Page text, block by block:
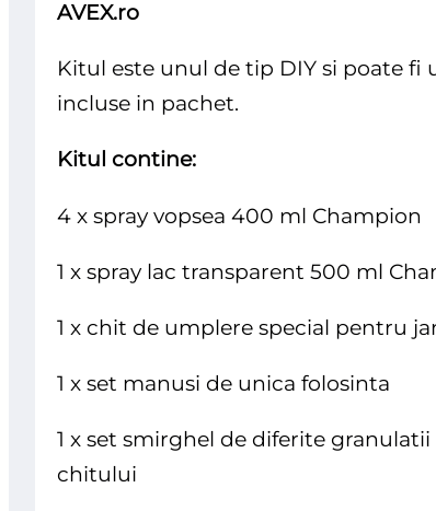
AVEX.ro
Kitul este unul de tip DIY si poate
incluse in pachet.
Kitul contine:
4 x spray vopsea 400 ml Champion
1 x spray lac transparent 500 ml
1 x chit de umplere special pentru
1 x set manusi de unica folosinta
1 x set smirghel de diferite
chitului